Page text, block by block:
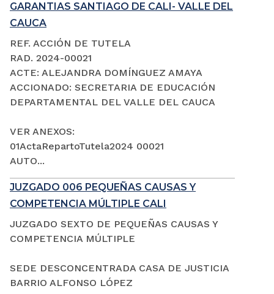
GARANTIAS SANTIAGO DE CALI- VALLE DEL
CAUCA
REF. ACCIÓN DE TUTELA
RAD. 2024-00021
ACTE: ALEJANDRA DOMÍNGUEZ AMAYA
ACCIONADO: SECRETARIA DE EDUCACIÓN
DEPARTAMENTAL DEL VALLE DEL CAUCA
VER ANEXOS:
01ActaRepartoTutela2024 00021
AUTO...
JUZGADO 006 PEQUEÑAS CAUSAS Y
COMPETENCIA MÚLTIPLE CALI
JUZGADO SEXTO DE PEQUEÑAS CAUSAS Y
COMPETENCIA MÚLTIPLE
SEDE DESCONCENTRADA CASA DE JUSTICIA
BARRIO ALFONSO LÓPEZ